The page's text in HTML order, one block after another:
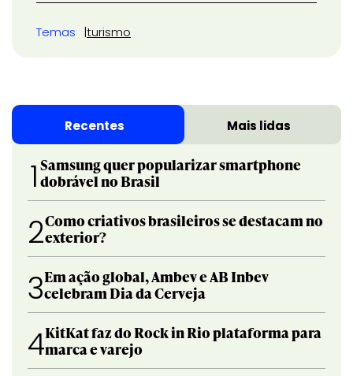
Temas turismo
Recentes Mais lidas
1 Samsung quer popularizar smartphone
dobrável no Brasil
2Como criativos brasileiros se destacam no
exterior?
3Em ação global, Ambev e AB Inbev
celebram Dia da Cerveja
4KitKat faz do Rock in Rio plataforma para
marca e varejo